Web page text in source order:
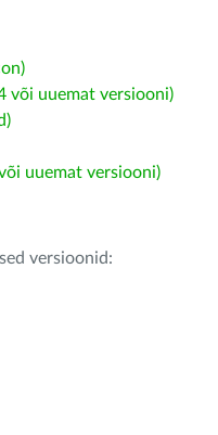
või uuemat versiooni)
uuemat versiooni)
versioonid: